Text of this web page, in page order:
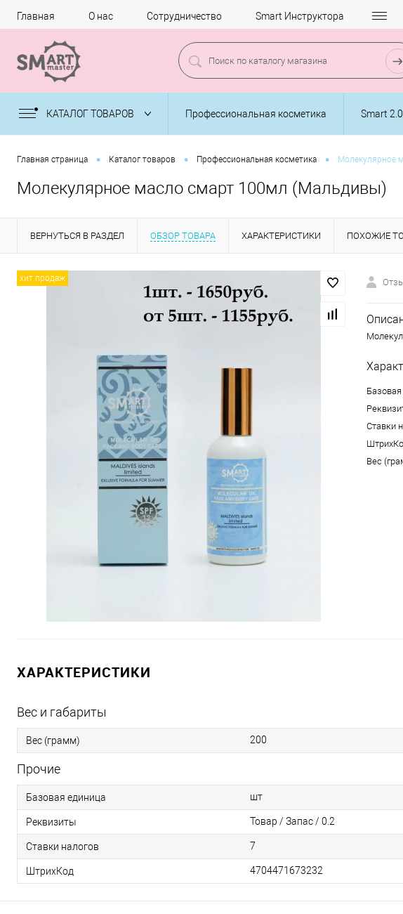
Главная О нас Сотрудничество Smart Инструктора
КАТАЛОГ ТОВАРОВ Профессиональная косметика Smart 2.0
Главная страница • Каталог товаров • Профессиональная косметика • Молекулярное
Молекулярное масло смарт 100мл (Мальдивы)
ВЕРНУТЬСЯ В РАЗДЕЛ ОБЗОР ТОВАРА ХАРАКТЕРИСТИКИ ПОХОЖИЕ
хит продаж
Ставки
Вес
ХАРАКТЕРИСТИКИ
Вес и габариты
Вес (грамм) 200
Прочие
Базовая единица шт
Реквизиты Товар / Запас / 0.2
Ставки налогов 7
ШтрихКод 4704471673232